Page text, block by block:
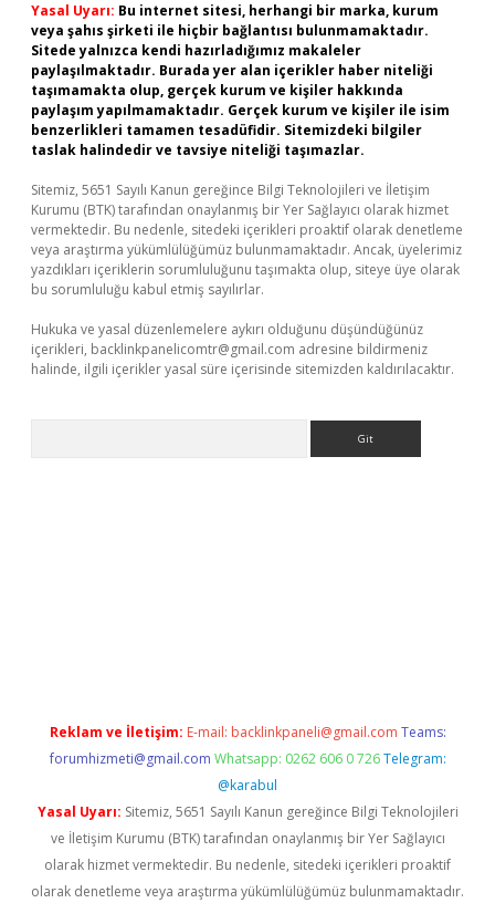
Yasal Uyarı: Bu internet sitesi, herhangi bir marka, kurum
veya şahıs şirketi ile hiçbir bağlantısı bulunmamaktadır.
Sitede yalnızca kendi hazırladığımız makaleler
paylaşılmaktadır. Burada yer alan içerikler haber niteliği
taşımamakta olup, gerçek kurum ve kişiler hakkında
paylaşım yapılmamaktadır. Gerçek kurum ve kişiler ile isim
benzerlikleri tamamen tesadüfidir. Sitemizdeki bilgiler
taslak halindedir ve tavsiye niteliği taşımazlar.
Sitemiz, 5651 Sayılı Kanun gereğince Bilgi Teknolojileri ve İletişim
Kurumu (BTK) tarafından onaylanmış bir Yer Sağlayıcı olarak hizmet
vermektedir. Bu nedenle, sitedeki içerikleri proaktif olarak denetleme
veya araştırma yükümlülüğümüz bulunmamaktadır. Ancak, üyelerimiz
yazdıkları içeriklerin sorumluluğunu taşımakta olup, siteye üye olarak
bu sorumluluğu kabul etmiş sayılırlar.
Hukuka ve yasal düzenlemelere aykırı olduğunu düşündüğünüz
içerikleri, backlinkpanelicomtr@gmail.com adresine bildirmeniz
halinde, ilgili içerikler yasal süre içerisinde sitemizden kaldırılacaktır.
Reklam ve İletişim: E-mail: backlinkpaneli@gmail.com Teams:
forumhizmeti@gmail.com Whatsapp: 0262 606 0 726 Telegram:
@karabul
Yasal Uyarı: Sitemiz, 5651 Sayılı Kanun gereğince Bilgi Teknolojileri
ve İletişim Kurumu (BTK) tarafından onaylanmış bir Yer Sağlayıcı
olarak hizmet vermektedir. Bu nedenle, sitedeki içerikleri proaktif
olarak denetleme veya araştırma yükümlülüğümüz bulunmamaktadır.